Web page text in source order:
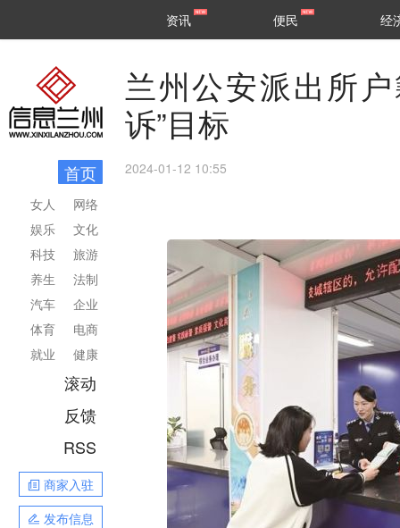
区县
资讯 便民 经
首页
网络
文化
旅游
法制
企业
电商
健康
女人
娱乐
科技
养生
汽车
体育
就业
滚动
反馈
RSS
商家入驻
发布信息
兰州公安派出所
诉”目标
2024-01-12 10:55